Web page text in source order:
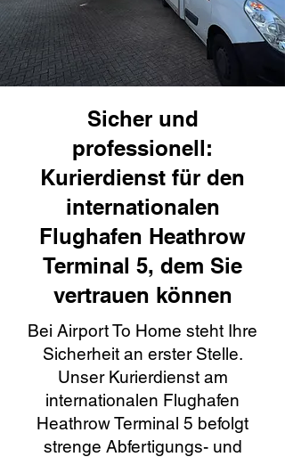
Sicher und
professionell:
Kurierdienst für den
internationalen
Flughafen Heathrow
Terminal 5, dem Sie
vertrauen können
Bei Airport To Home steht Ihre
Sicherheit an erster Stelle.
Unser Kurierdienst am
internationalen Flughafen
Heathrow Terminal 5 befolgt
strenge Abfertigungs- und